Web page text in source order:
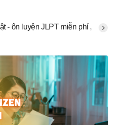
- ôn luyện JLPT miễn phí ,